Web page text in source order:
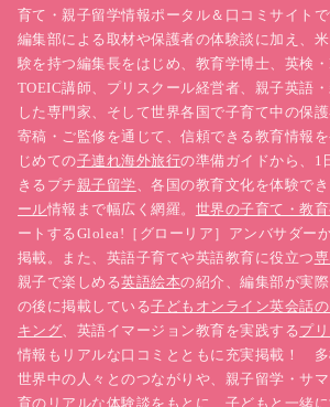
育て・親子留学情報ポータル＆口コミサイトで
編集部による取材や保護者の体験談に加え、
験を持つ編集長をはじめ、教育学博士、英検・
TOEIC講師、プリスクール経営者、親子英語
した専門家、そして世界各国で子育て中の保
寄稿・ご監修を通じて、信頼できる教育情報
じめての子連れ海外旅行の準備ガイドから、1
きるプチ親子留学、各国の教育文化を体験で
ール情報まで幅広く網羅。 世界の子育て・教
ートするGlolea!［グローリア］アンバサダー
掲載。また、英語子育てや英語教育に役立つ
親子で楽しめる英語絵本の紹介、編集部が実
の後に掲載している子どもオンライン英会話
キング、英語イマージョン教育を実践するプ
情報もリアルな口コミとともに充実掲載！
世界中の人々とのつながりや、親子留学・サ
育のリアルな体験談をもとに、子どもと一緒